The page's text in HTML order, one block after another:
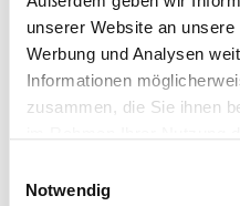
unserer Website an
Werbung und Analysen
Informationen
zusammen, die Sie ihnen
Notwendig
Reiserouten, Ideen
zu jeder Jahreszeit.